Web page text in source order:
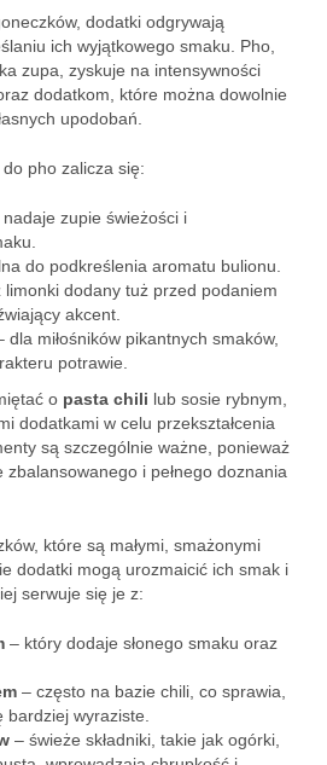
dodatki odgrywają
ich wyjątkowego smaku. Pho,
zupa, zyskuje na intensywności
dodatkom, które można dowolnie
upodobań.
pho zalicza się:
nadaje zupie świeżości i
do podkreślenia aromatu bulionu.
limonki dodany tuż przed podaniem
akcent.
dla miłośników pikantnych smaków,
potrawie.
o pasta chili lub sosie rybnym,
dodatkami w celu przekształcenia
są szczególnie ważne, ponieważ
i pełnego doznania
które są małymi, smażonymi
dodatki mogą urozmaicić ich smak i
serwuje się je z:
– który dodaje słonego smaku oraz
– często na bazie chili, co sprawia,
wyraziste.
– świeże składniki, takie jak ogórki,